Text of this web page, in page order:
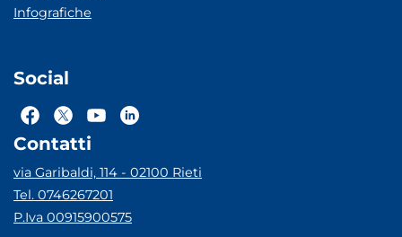
Infografiche
Social
Contatti
via Garibaldi, 114 - 02100 Rieti
Tel. 0746267201
P.Iva 00915900575